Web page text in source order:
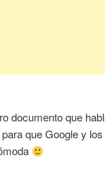
documento que
que Google y